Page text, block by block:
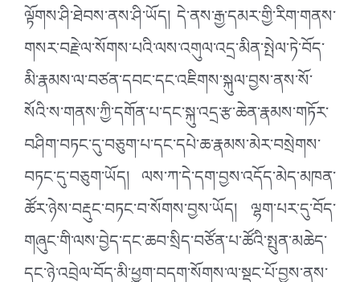
ལྟོགས་ཤི་ཐེབས་ནས་ཤི་ཡོད། དེ་ནས་རྒྱ་དམར་གྱི་རིག་གནས་
གསར་བརྗེ་ལ་སོགས་པའི་ལས་འགུལ་འདྲ་མིན་སྤེལ་ཏེ་བོད་
མི་རྣམས་ལ་བཙན་དབང་དང་འཇིགས་སྐུལ་བྱས་ནས་སོ་
སོའི་ས་གནས་ཀྱི་དགོན་པ་དང་སྐུ་འདྲ་རྩ་ཆེན་རྣམས་གཏོར་
བཤིག་བཏང་དུ་བཅུག་པ་དང་དཔེ་ཆ་རྣམས་མེར་བསྲེགས་
བཏང་དུ་བཅུག་ཡོད། ལས་ཀ་དེ་དག་བྱས་འདོད་མེད་མཁན་
ཚོར་ཉེས་བརྡུང་བཏང་བ་སོགས་བྱས་ཡོད། ལྷག་པར་དུ་བོད་
གཞུང་གི་ལས་བྱེད་དང་ཆབ་སྲིད་བཙོན་པ་ཚོའི་སྤུན་མཆེད་